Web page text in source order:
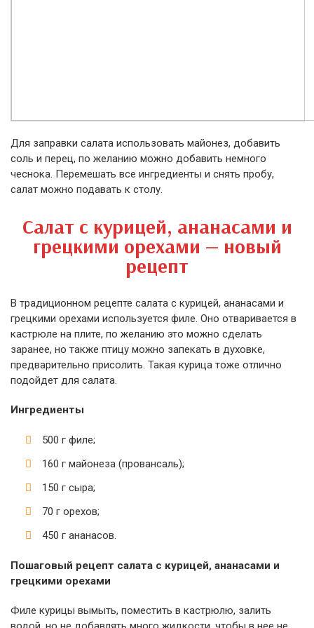
Для заправки салата использовать майонез, добавить
соль и перец, по желанию можно добавить немного
чеснока. Перемешать все ингредиенты и снять пробу,
салат можно подавать к столу.
Салат с курицей, ананасами и
грецкими орехами — новый
рецепт
В традиционном рецепте салата с курицей, ананасами и
грецкими орехами используется филе. Оно отваривается в
кастрюле на плите, по желанию это можно сделать
заранее, но также птицу можно запекать в духовке,
предварительно присолить. Такая курица тоже отлично
подойдет для салата.
Ингредиенты
500 г филе;
160 г майонеза (провансаль);
150 г сыра;
70 г орехов;
450 г ананасов.
Пошаговый рецепт салата с курицей, ананасами и
грецкими орехами
Филе курицы вымыть, поместить в кастрюлю, залить